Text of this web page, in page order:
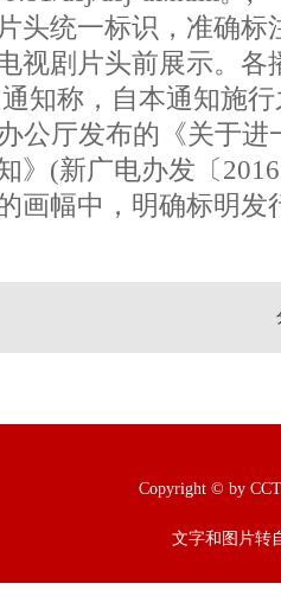
头统一标识，准确标
视剧片头前展示。各
称，自本通知施行
公厅发布的《关于
》(新广电办发〔
画幅中，明确标明发
Copyright © by
文字和图片转